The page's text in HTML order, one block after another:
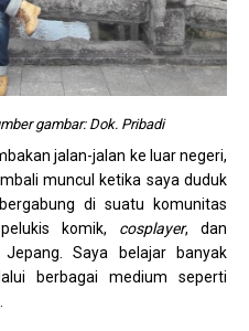
gambar: Dok. Pribadi
jalan-jalan ke luar negeri,
muncul ketika saya duduk
di suatu komunitas
komik, cosplayer, dan
Saya belajar banyak
berbagai medium seperti